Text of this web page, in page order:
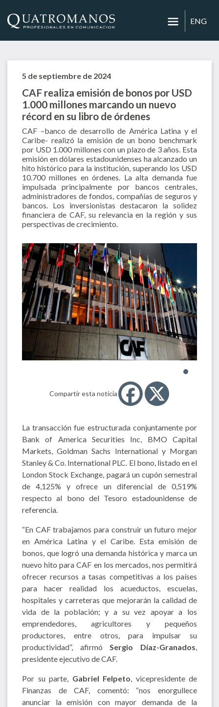
ENG
5 de septiembre de 2024
CAF realiza emisión de bonos por USD
1.000 millones marcando un nuevo
récord en su libro de órdenes
CAF –banco de desarrollo de América Latina y el
Caribe- realizó la emisión de un bono benchmark
por USD 1.000 millones con un plazo de 3 años. Esta
emisión en dólares estadounidenses ha alcanzado un
hito histórico para la institución, superando los USD
10.700 millones en órdenes. La alta demanda fue
impulsada principalmente por bancos centrales,
administradores de fondos, compañías de seguros y
bancos. Los inversionistas destacaron la solidez
financiera de CAF, su relevancia en la región y sus
perspectivas de crecimiento.
Compartir esta noticia
La transacción fue estructurada conjuntamente por
Bank of America Securities Inc, BMO Capital
Markets, Goldman Sachs International y Morgan
Stanley & Co. International PLC. El bono, listado en el
London Stock Exchange, pagará un cupón semestral
de 4,125% y ofrece un diferencial de 0,519%
respecto al bono del Tesoro estadounidense de
referencia.
“En CAF trabajamos para construir un futuro mejor
en América Latina y el Caribe. Esta emisión de
bonos, que logró una demanda histórica y marca un
nuevo hito para CAF en los mercados, nos permitirá
ofrecer recursos a tasas competitivas a los países
para hacer realidad los acueductos, escuelas,
hospitales y carreteras que mejorarán la calidad de
vida de la población; y a su vez apoyar a los
emprendedores, agricultores y pequeños
productores, entre otros, para impulsar su
productividad”, afirmóSergio Díaz-Granados,
presidente ejecutivo de CAF.
Por su parte, Gabriel Felpeto, vicepresidente de
Finanzas de CAF, comentó: “nos enorgullece
anunciar la emisión con mayor demanda de la